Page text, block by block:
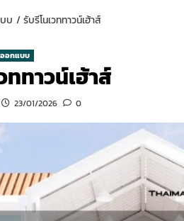
บ รับรีโนเวททาวน์เฮ้าส์
อกแบบ
ททาวน์เฮ้าส์
23/01/2026 0